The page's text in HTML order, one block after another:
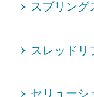
スプリング
スレッドリ
セリューシ